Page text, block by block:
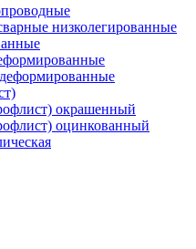
низколегированные
окрашенный
оцинкованный